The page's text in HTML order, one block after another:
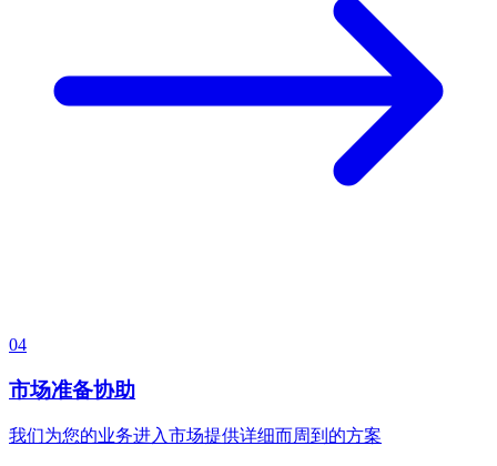
04
市场准备协助
我们为您的业务进入市场提供详细而周到的方案